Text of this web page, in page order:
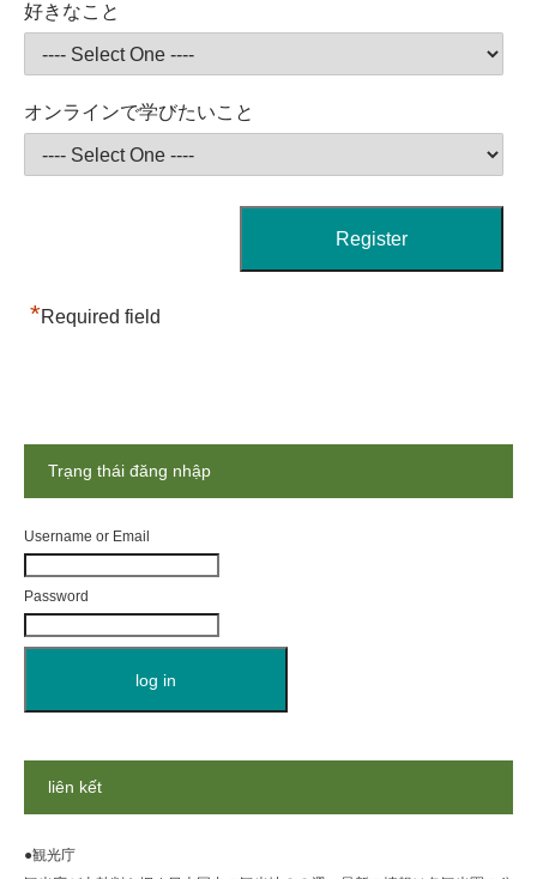
好きなこと
オンラインで学びたいこと
*Required field
Trạng thái đăng nhập
Username or Email
Password
liên kết
●観光庁